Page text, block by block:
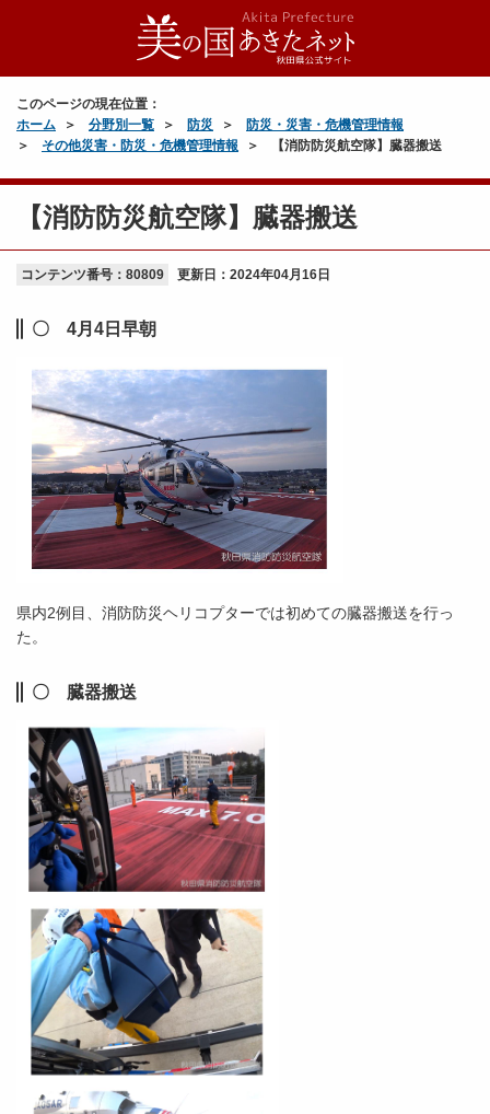
このページの現在位置：
ホーム
分野別一覧 防災
防災・災害・危機管理情報
その他災害・防災・危機管理情報
【消防防災航空隊】臓器搬送
【消防防災航空隊】臓器搬送
コンテンツ番号：80809 更新日： 2024年04月16日
〇 4月4日早朝
県内2例目、消防防災ヘリコプターでは初めての臓器搬送を行っ
た。
〇 臓器搬送